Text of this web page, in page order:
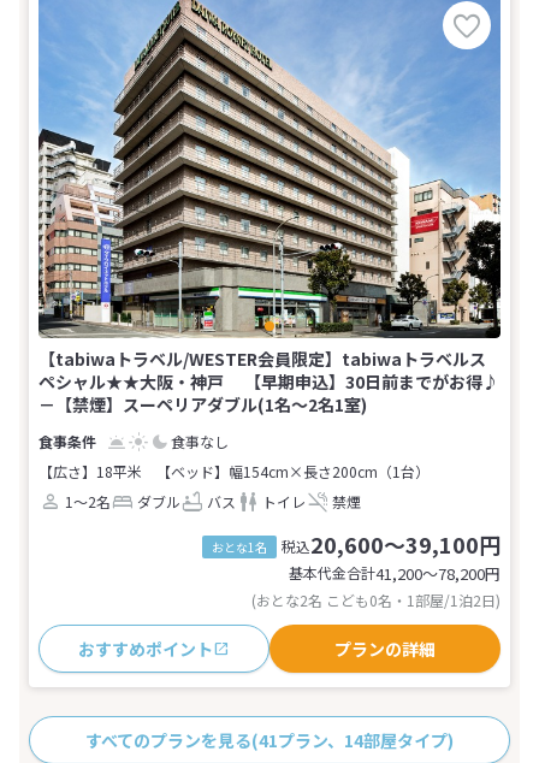
【tabiwaトラベル/WESTER会員限定】tabiwaトラベルス
ペシャル★★大阪・神戸 【早期申込】30日前までがお得♪
－【禁煙】スーペリアダブル(1名～2名1室)
食事なし
【広さ】18平米
【ベッド】幅154cm×長さ200cm（1台）
1～2名
ダブル バス トイレ 禁煙
おとな1名 税込20,600～39,100円
基本代金合計41,200〜78,200円
(おとな2名 こども0名・1部屋/1泊2日)
おすすめポイント プランの詳細
すべてのプランを見る(41プラン、14部屋タイプ)